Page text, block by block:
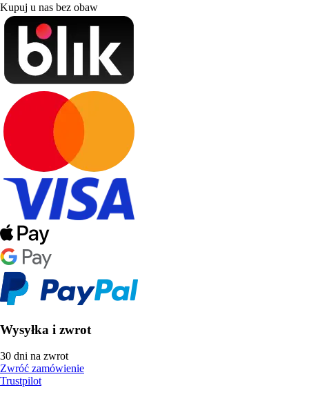
Kupuj u nas bez obaw
Wysyłka i zwrot
30 dni na zwrot
Zwróć zamówienie
Trustpilot